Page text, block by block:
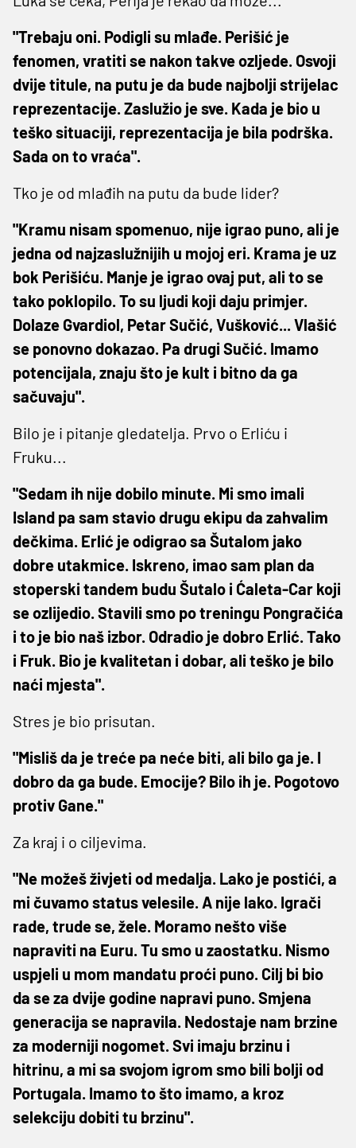
"Trebaju oni. Podigli su mlađe. Perišić je
fenomen, vratiti se nakon takve ozljede. Osvoji
dvije titule, na putu je da bude najbolji strijelac
reprezentacije. Zaslužio je sve. Kada je bio u
teško situaciji, reprezentacija je bila podrška.
Sada on to vraća".
Tko je od mlađih na putu da bude lider?
"Kramu nisam spomenuo, nije igrao puno, ali je
jedna od najzaslužnijih u mojoj eri. Krama je uz
bok Perišiću. Manje je igrao ovaj put, ali to se
tako poklopilo. To su ljudi koji daju primjer.
Dolaze Gvardiol, Petar Sučić, Vušković... Vlašić
se ponovno dokazao. Pa drugi Sučić. Imamo
potencijala, znaju što je kult i bitno da ga
sačuvaju".
Bilo je i pitanje gledatelja. Prvo o Erliću i
Fruku...
"Sedam ih nije dobilo minute. Mi smo imali
Island pa sam stavio drugu ekipu da zahvalim
dečkima. Erlić je odigrao sa Šutalom jako
dobre utakmice. Iskreno, imao sam plan da
stoperski tandem budu Šutalo i Ćaleta-Car koji
se ozlijedio. Stavili smo po treningu Pongračića
i to je bio naš izbor. Odradio je dobro Erlić. Tako
i Fruk. Bio je kvalitetan i dobar, ali teško je bilo
naći mjesta".
Stres je bio prisutan.
"Misliš da je treće pa neće biti, ali bilo ga je. I
dobro da ga bude. Emocije? Bilo ih je. Pogotovo
protiv Gane."
Za kraj i o ciljevima.
"Ne možeš živjeti od medalja. Lako je postići, a
mi čuvamo status velesile. A nije lako. Igrači
rade, trude se, žele. Moramo nešto više
napraviti na Euru. Tu smo u zaostatku. Nismo
uspjeli u mom mandatu proći puno. Cilj bi bio
da se za dvije godine napravi puno. Smjena
generacija se napravila. Nedostaje nam brzine
za moderniji nogomet. Svi imaju brzinu i
hitrinu, a mi sa svojom igrom smo bili bolji od
Portugala. Imamo to što imamo, a kroz
selekciju dobiti tu brzinu".